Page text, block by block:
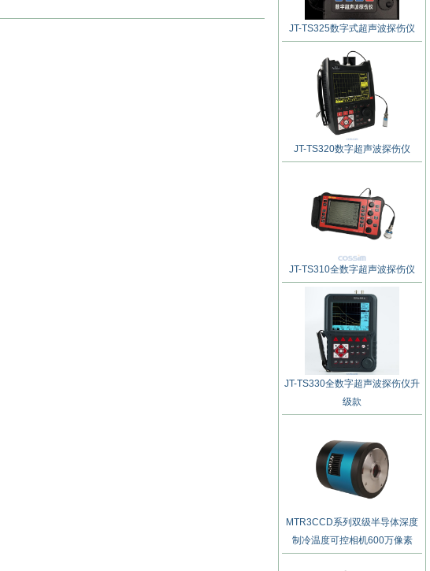
JT-TS325数字式超声波探伤仪
JT-TS320数字超声波探伤仪
JT-TS310全数字超声波探伤仪
JT-TS330全数字超声波探伤仪升
级款
MTR3CCD系列双级半导体深度
制冷温度可控相机600万像素